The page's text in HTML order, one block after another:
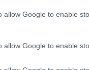
allow Google to enable
allow Google to enable
Ovo ponavljajte
45 minuta, prekriveno